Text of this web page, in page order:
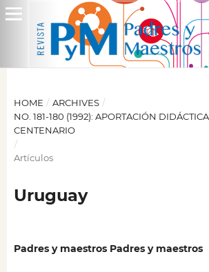
HOME / ARCHIVES /
NO. 181-180 (1992): APORTACIÓN
CENTENARIO
/
Artículos
Uruguay
Padres y maestros Padres y maestros